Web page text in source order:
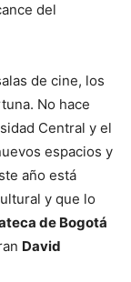
del
de cine, los
No hace
Central y el
espacios y
año está
y que lo
de Bogotá
David